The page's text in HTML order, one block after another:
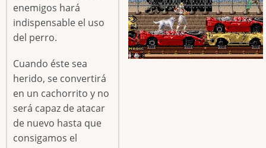
enemigos hará
indispensable el uso
del perro.
Cuando éste sea
herido, se convertirá
en un cachorrito y no
será capaz de atacar
de nuevo hasta que
consigamos el